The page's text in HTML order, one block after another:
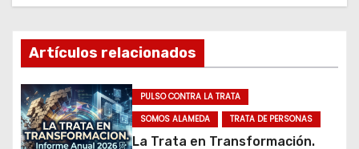
c
ó
n
Artículos relacionados
PULSO CONTRA LA TRATA
SOMOS ALAMEDA
TRATA DE PERSONAS
La Trata en Transformación.